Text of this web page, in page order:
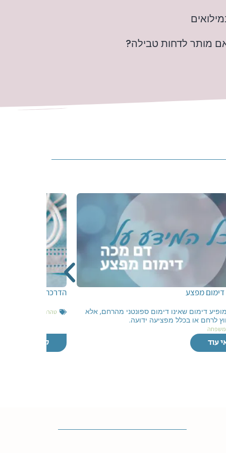
מותר לדחות טבילה?
מפצע
דימום שאינו דימום ספונטני מהרחם, אלא
לרחם או בכלל מפציעה ידועה.
עוד
הדרכת כלות בימי
טהרת המשפחה במצבי
קראי עוד